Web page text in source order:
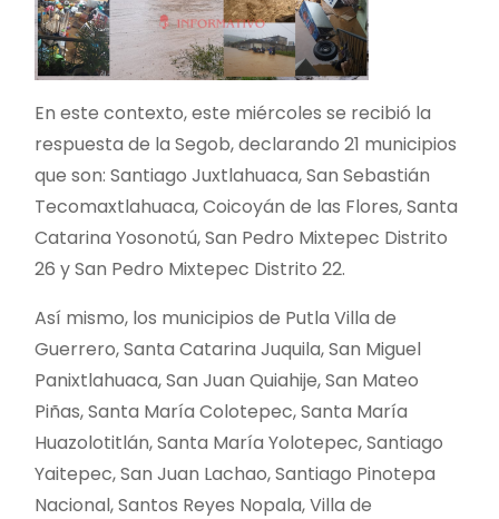
En este contexto, este miércoles se recibió la
respuesta de la Segob, declarando 21 municipios
que son: Santiago Juxtlahuaca, San Sebastián
Tecomaxtlahuaca, Coicoyán de las Flores, Santa
Catarina Yosonotú, San Pedro Mixtepec Distrito
26 y San Pedro Mixtepec Distrito 22.
Así mismo, los municipios de Putla Villa de
Guerrero, Santa Catarina Juquila, San Miguel
Panixtlahuaca, San Juan Quiahije, San Mateo
Piñas, Santa María Colotepec, Santa María
Huazolotitlán, Santa María Yolotepec, Santiago
Yaitepec, San Juan Lachao, Santiago Pinotepa
Nacional, Santos Reyes Nopala, Villa de